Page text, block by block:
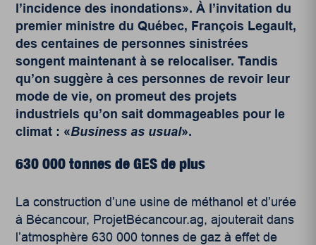
l’incidence des inondations». À l’invitation du
premier ministre du Québec, François Legault,
des centaines de personnes sinistrées
songent maintenant à se relocaliser. Tandis
qu’on suggère à ces personnes de revoir leur
mode de vie, on promeut des projets
industriels qu’on sait dommageables pour le
climat : «Business as usual».
630 000 tonnes de GES de plus
La construction d’une usine de méthanol et d’urée
à Bécancour, ProjetBécancour.ag, ajouterait dans
l’atmosphère 630 000 tonnes de gaz à effet de